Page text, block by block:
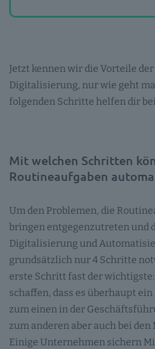
Jetzt kennen wir die Vorteile
Digitalisierung, nur wie geht
folgenden Schritte helfen dir
Mit welchen Schritten
Routineaufgaben
Um den Problemen, die
bringen entgegenzutreten und
Digitalisierung und
grundsätzlich nur 4 Schritte
erste Schritt fast der
schaffen, dass es überhaupt
zum einen in der
zum anderen aber auch bei
Einige Unternehmen sichern